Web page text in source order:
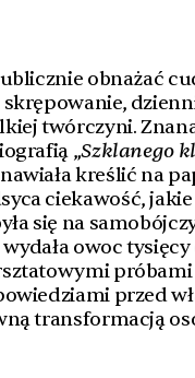
obnażać
twórczyni.
„Szklanego
kreślić na
ciekawość,
się na
owoc
przed
transformacją